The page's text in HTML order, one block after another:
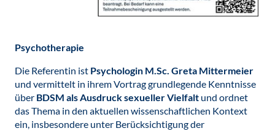
Psychotherapie
Die Referentin ist Psychologin M.Sc. Greta Mittermeier
und vermittelt in ihrem Vortrag grundlegende Kenntnisse
über BDSM als Ausdruck sexueller Vielfalt und ordnet
das Thema in den aktuellen wissenschaftlichen Kontext
ein, insbesondere unter Berücksichtigung der